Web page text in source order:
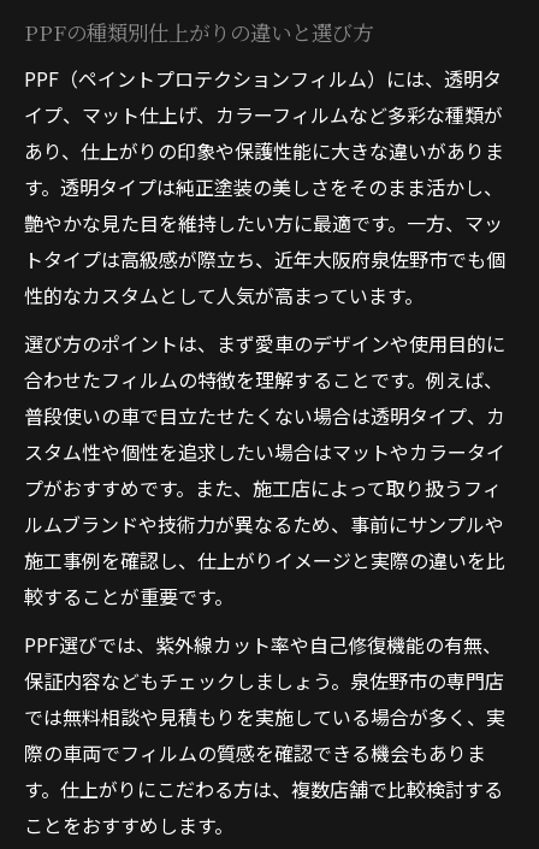
PPFの種類別仕上がりの違いと選び方
PPF（ペイントプロテクションフィルム）には、透明タ
イプ、マット仕上げ、カラーフィルムなど多彩な種類が
あり、仕上がりの印象や保護性能に大きな違いがありま
す。透明タイプは純正塗装の美しさをそのまま活かし、
艶やかな見た目を維持したい方に最適です。一方、マッ
トタイプは高級感が際立ち、近年大阪府泉佐野市でも個
性的なカスタムとして人気が高まっています。
選び方のポイントは、まず愛車のデザインや使用目的に
合わせたフィルムの特徴を理解することです。例えば、
普段使いの車で目立たせたくない場合は透明タイプ、カ
スタム性や個性を追求したい場合はマットやカラータイ
プがおすすめです。また、施工店によって取り扱うフィ
ルムブランドや技術力が異なるため、事前にサンプルや
施工事例を確認し、仕上がりイメージと実際の違いを比
較することが重要です。
PPF選びでは、紫外線カット率や自己修復機能の有無、
保証内容などもチェックしましょう。泉佐野市の専門店
では無料相談や見積もりを実施している場合が多く、実
際の車両でフィルムの質感を確認できる機会もありま
す。仕上がりにこだわる方は、複数店舗で比較検討する
ことをおすすめします。